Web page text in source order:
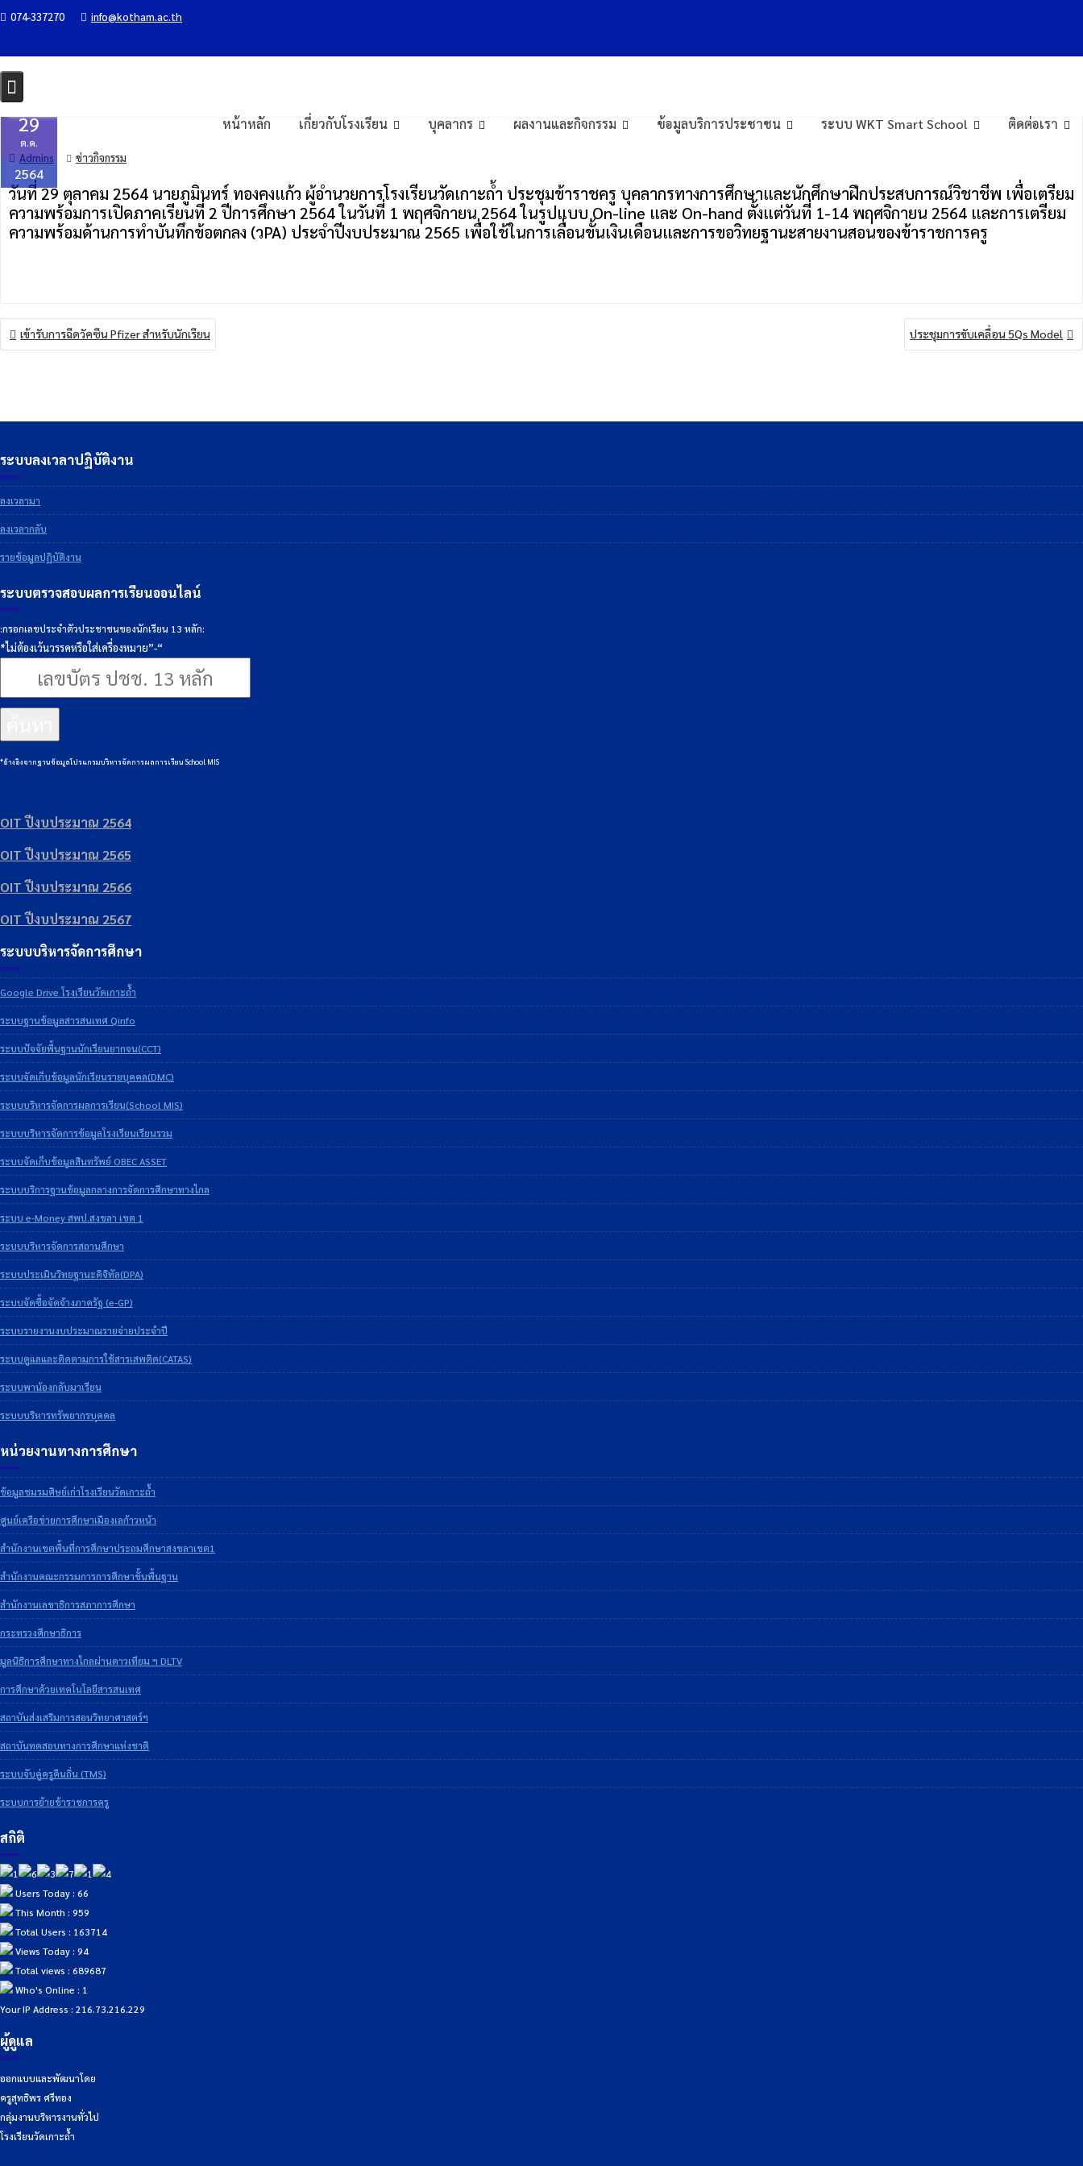
074-337270 info@kotham.ac.th
หน้าหลัก เกี่ยวกับโรงเรียน บุคลากร ผลงานและกิจกรรม ข้อมูลบริการประชาชน ระบบ WKT Smart School ติดต่อเรา
ประชุมเตรียมความพร้อมการเปิดภาคเรียนที่ 2
29
ต.ค.
2564
Admins ข่าวกิจกรรม
วันที่ 29 ตุลาคม 2564 นายภูมินทร์ ทองคงแก้ว ผู้อำนวยการโรงเรียนวัดเกาะถ้ำ ประชุมข้าราชครู บุคลากรทางการศึกษาและนักศึกษาฝึกประสบการณ์วิชาชีพ เพื่อเตรียม
ความพร้อมการเปิดภาคเรียนที่ 2 ปีการศึกษา 2564 ในวันที่ 1 พฤศจิกายน 2564 ในรูปแบบ On-line และ On-hand ตั้งแต่วันที่ 1-14 พฤศจิกายน 2564 และการเตรียม
ความพร้อมด้านการทำบันทึกข้อตกลง (วPA) ประจำปีงบประมาณ 2565 เพื่อใช้ในการเลื่อนขั้นเงินเดือนและการขอวิทยฐานะสายงานสอนของข้าราชการครู
แนะแนว
เรื่อง
เข้ารับการฉีดวัคซีน Pfizer สำหรับนักเรียน ประชุมการขับเคลื่อน 5Qs Model
ระบบลงเวลาปฏิบัติงาน
ลงเวลามา
ลงเวลากลับ
รายข้อมูลปฏิบัติงาน
ระบบตรวจสอบผลการเรียนออนไลน์
:กรอกเลขประจำตัวประชาชนของนักเรียน 13 หลัก:
*ไม่ต้องเว้นวรรคหรือใส่เครื่องหมาย”-“
*อ้างอิงจากฐานข้อมูลโปรแกรมบริหารจัดการผลการเรียน School MIS
OIT ปีงบประมาณ 2564
OIT ปีงบประมาณ 2565
OIT ปีงบประมาณ 2566
OIT ปีงบประมาณ 2567
ระบบบริหารจัดการศึกษา
Google Drive โรงเรียนวัดเกาะถ้ำ
ระบบฐานข้อมูลสารสนเทศ Qinfo
ระบบปัจจัยพื้นฐานนักเรียนยากจน(CCT)
ระบบจัดเก็บข้อมูลนักเรียนรายบุคคล(DMC)
ระบบบริหารจัดการผลการเรียน(School MIS)
ระบบบริหารจัดการข้อมูลโรงเรียนเรียนรวม
ระบบจัดเก็บข้อมูลสินทรัพย์ OBEC ASSET
ระบบบริการฐานข้อมูลกลางการจัดการศึกษาทางไกล
ระบบ e-Money สพป.สงขลา เขต 1
ระบบบริหารจัดการสถานศึกษา
ระบบประเมินวิทยฐานะดิจิทัล(DPA)
ระบบจัดซื้อจัดจ้างภาครัฐ (e-GP)
ระบบรายงานงบประมาณรายจ่ายประจำปี
ระบบดูแลและติดตามการใช้สารเสพติด(CATAS)
ระบบพาน้องกลับมาเรียน
ระบบบริหารทรัพยากรบุคคล
หน่วยงานทางการศึกษา
ข้อมูลชมรมศิษย์เก่าโรงเรียนวัดเกาะถ้ำ
ศูนย์เครือข่ายการศึกษาเมืองเลก้าวหน้า
สำนักงานเขตพื้นที่การศึกษาประถมศึกษาสงขลาเขต1
สำนักงานคณะกรรมการการศึกษาขั้นพื้นฐาน
สำนักงานเลขาธิการสภาการศึกษา
กระทรวงศึกษาธิการ
มูลนิธิการศึกษาทางไกลผ่านดาวเทียม ฯ DLTV
การศึกษาด้วยเทคโนโลยีสารสนเทศ
สถาบันส่งเสริมการสอนวิทยาศาสตร์ฯ
สถาบันทดสอบทางการศึกษาแห่งชาติ
ระบบจับคู่ครูคืนถิ่น (TMS)
ระบบการย้ายข้าราชการครู
สถิติ
Users Today : 66
This Month : 959
Total Users : 163714
Views Today : 94
Total views : 689687
Who's Online : 1
Your IP Address : 216.73.216.229
ผู้ดูแล
ออกแบบและพัฒนาโดย
ครูสุทธิพร ศรีทอง
กลุ่มงานบริหารงานทั่วไป
โรงเรียนวัดเกาะถ้ำ